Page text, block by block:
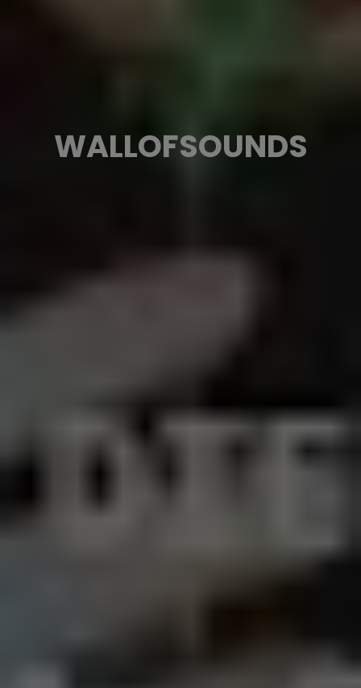
WALLOFSOUNDS